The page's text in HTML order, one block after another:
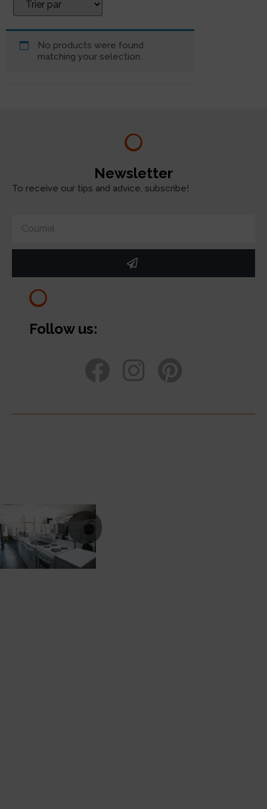
No products were found
matching your selection.
Newsletter
To receive our tips and advice, subscribe!
Follow us: